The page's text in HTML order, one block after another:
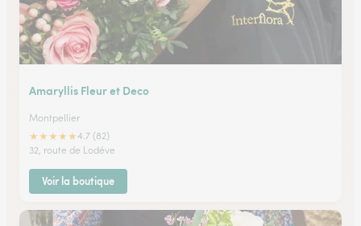
Amaryllis Fleur et Deco
Montpellier
★★★★★4.7 (82)
32, route de Lodéve
Voir la boutique